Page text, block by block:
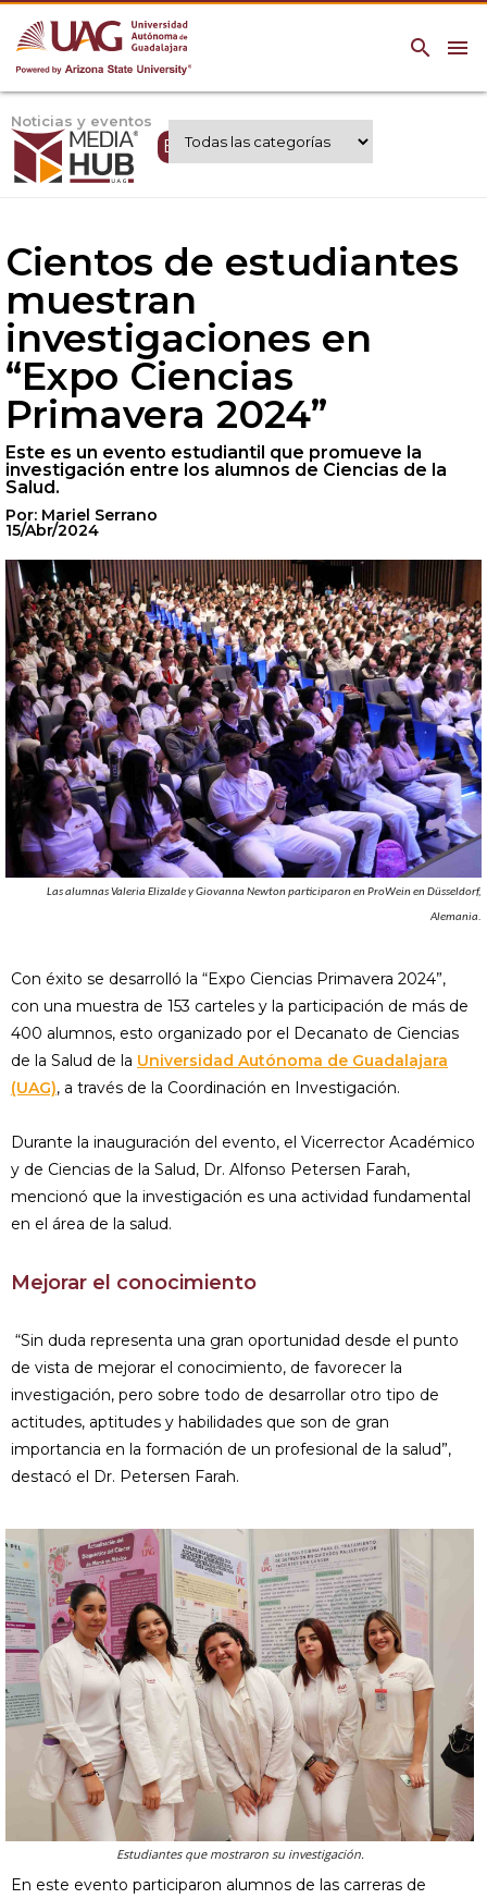
menu
search
Noticias y eventos
Expertos UAG
Cientos de estudiantes
muestran
investigaciones en
“Expo Ciencias
Primavera 2024”
Este es un evento estudiantil que promueve la
investigación entre los alumnos de Ciencias de la
Salud.
Por: Mariel Serrano
15/Abr/2024
Las alumnas Valeria Elizalde y Giovanna Newton participaron en ProWein en Düsseldorf,
Alemania.
Con éxito se desarrolló la “Expo Ciencias Primavera 2024”,
con una muestra de 153 carteles y la participación de más de
400 alumnos, esto organizado por el Decanato de Ciencias
de la Salud de la Universidad Autónoma de Guadalajara
(UAG), a través de la Coordinación en Investigación.
Durante la inauguración del evento, el Vicerrector Académico
y de Ciencias de la Salud, Dr. Alfonso Petersen Farah,
mencionó que la investigación es una actividad fundamental
en el área de la salud.
Mejorar el conocimiento
“Sin duda representa una gran oportunidad desde el punto
de vista de mejorar el conocimiento, de favorecer la
investigación, pero sobre todo de desarrollar otro tipo de
actitudes, aptitudes y habilidades que son de gran
importancia en la formación de un profesional de la salud”,
destacó el Dr. Petersen Farah.
Estudiantes que mostraron su investigación.
En este evento participaron alumnos de las carreras de